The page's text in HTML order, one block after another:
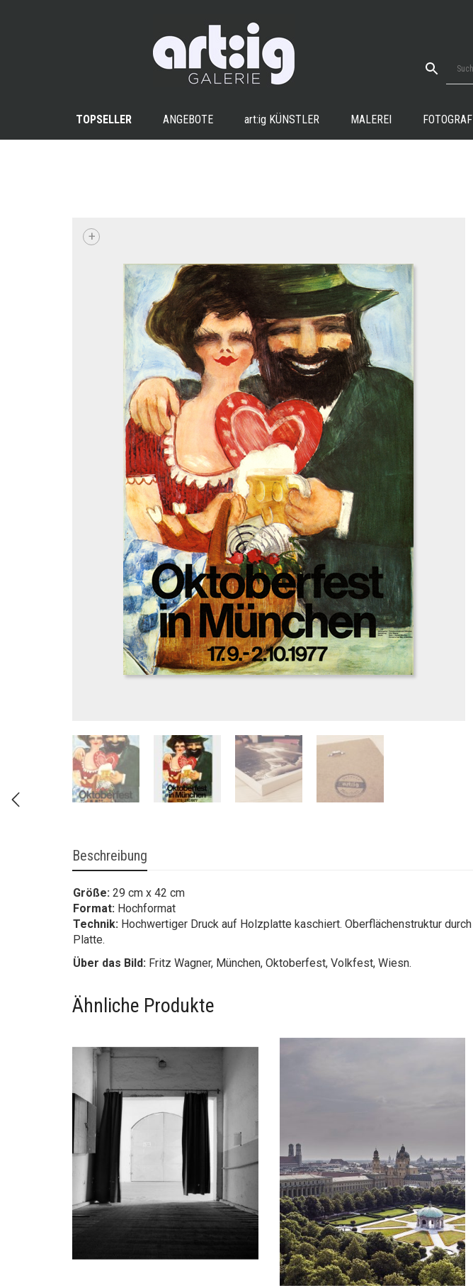
TOPSELLER ANGEBOTE art:ig KÜNSTLER MALEREI
+
Beschreibung
Größe: 29 cm x 42 cm
Format: Hochformat
Technik: Hochwertiger Druck auf Holzplatte kaschiert. Oberflächenstruktur
Platte.
Über das Bild: Fritz Wagner, München, Oktoberfest, Volkfest, Wiesn.
Ähnliche Produkte